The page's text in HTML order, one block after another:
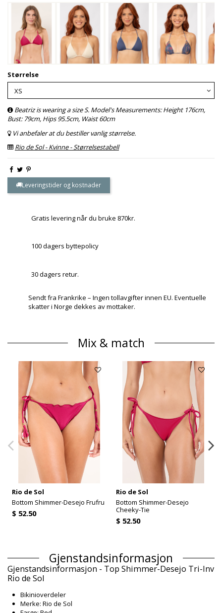
Størrelse
Beatriz is wearing a size S. Model's Measurements: Height 176cm,
Bust: 79cm, Hips 95.5cm, Waist 60cm
Vi anbefaler at du bestiller vanlig størrelse.
Rio de Sol - Kvinne - Størrelsestabell
Leveringstider og kostnader
Gratis levering når du bruke 870kr.
100 dagers byttepolicy
30 dagers retur.
Sendt fra Frankrike – Ingen tollavgifter innen EU. Eventuelle
skatter i Norge dekkes av mottaker.
Mix & match
Rio de Sol
Bottom Shimmer-Desejo Frufru
$ 52.50
Rio de Sol
Bottom Shimmer-Desejo
Cheeky-Tie
$ 52.50
Gjenstandsinformasjon
Gjenstandsinformasjon - Top Shimmer-Desejo Tri-Inv
Rio de Sol
Bikinioverdeler
Merke: Rio de Sol